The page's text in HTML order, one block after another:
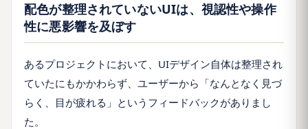
配色が整理されていないUIは、視認性や操作
性に悪影響を及ぼす
あるプロジェクトにおいて、UIデザイン自体は整理され
ていたにもかかわらず、ユーザーから「なんとなく見づ
らく、目が疲れる」というフィードバックがありまし
た。